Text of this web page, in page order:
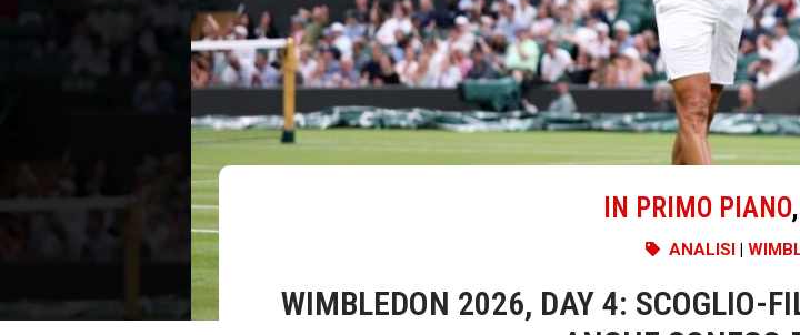
IN PRIMO PIANO,
ANALISI|
WIMBLEDON 2026, DAY 4: SCOGLIO-